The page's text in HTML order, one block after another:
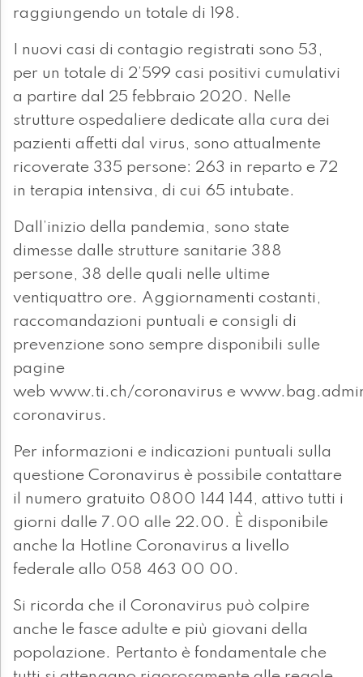
raggiungendo un totale di 198.
I nuovi casi di contagio registrati sono 53,
per un totale di 2’599 casi positivi cumulativi
a partire dal 25 febbraio 2020. Nelle
strutture ospedaliere dedicate alla cura dei
pazienti affetti dal virus, sono attualmente
ricoverate 335 persone: 263 in reparto e 72
in terapia intensiva, di cui 65 intubate.
Dall’inizio della pandemia, sono state
dimesse dalle strutture sanitarie 388
persone, 38 delle quali nelle ultime
ventiquattro ore. Aggiornamenti costanti,
raccomandazioni puntuali e consigli di
prevenzione sono sempre disponibili sulle
pagine
web www.ti.ch/coronavirus e
coronavirus.
Per informazioni e indicazioni puntuali sulla
questione Coronavirus è possibile contattare
il numero gratuito 0800 144 144, attivo tutti i
giorni dalle 7.00 alle 22.00. È disponibile
anche la Hotline Coronavirus a livello
federale allo 058 463 00 00.
Si ricorda che il Coronavirus può colpire
anche le fasce adulte e più giovani della
popolazione. Pertanto è fondamentale che